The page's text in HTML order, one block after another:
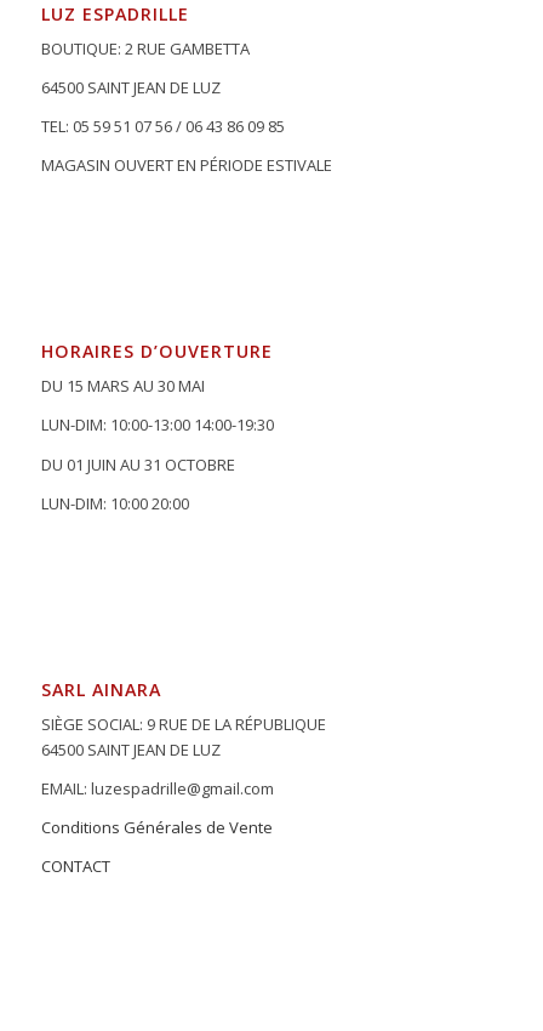
LUZ ESPADRILLE
BOUTIQUE: 2 RUE GAMBETTA
64500 SAINT JEAN DE LUZ
TEL: 05 59 51 07 56 / 06 43 86 09 85
MAGASIN OUVERT EN PÉRIODE ESTIVALE
HORAIRES D’OUVERTURE
DU 15 MARS AU 30 MAI
LUN-DIM: 10:00-13:00 14:00-19:30
DU 01 JUIN AU 31 OCTOBRE
LUN-DIM: 10:00 20:00
SARL AINARA
SIÈGE SOCIAL: 9 RUE DE LA RÉPUBLIQUE
64500 SAINT JEAN DE LUZ
EMAIL: luzespadrille@gmail.com
Conditions Générales de Vente
CONTACT